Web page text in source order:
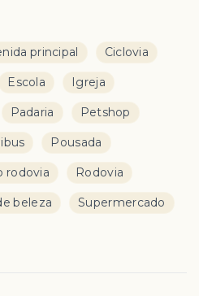
principal Ciclovia
Escola Igreja
Padaria Petshop
Pousada
rodovia Rodovia
beleza Supermercado